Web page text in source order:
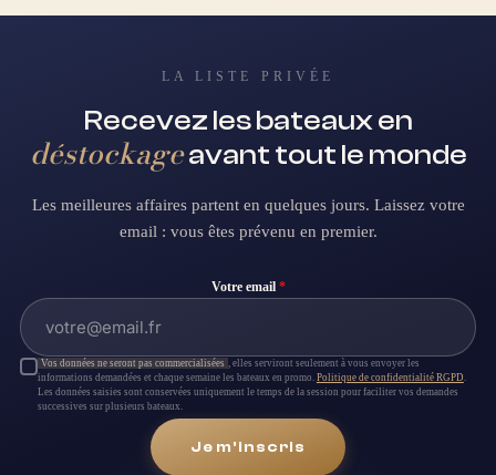
LA LISTE PRIVÉE
Recevez les bateaux en
déstockageavant tout le monde
Les meilleures affaires partent en quelques jours. Laissez votre
email : vous êtes prévenu en premier.
Votre email *
Vos données ne seront pas commercialisées
, elles serviront seulement à vous envoyer les
informations demandées et chaque semaine les bateaux en promo. Politique de confidentialité RGPD
Les données saisies sont conservées uniquement le temps de la session pour faciliter vos demandes
successives sur plusieurs bateaux.
Je m'inscris